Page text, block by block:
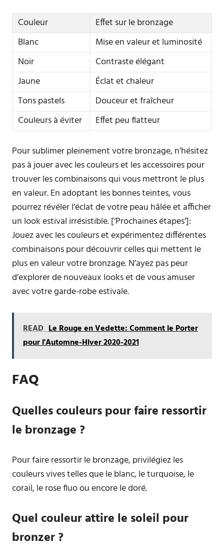
Couleur
Effet sur le bronzage
Blanc
Mise en valeur et luminosité
Noir
Contraste élégant
Jaune
Éclat et chaleur
Tons pastels
Douceur et fraîcheur
Couleurs à éviter
Effet peu flatteur
Pour sublimer pleinement votre bronzage, n’hésitez
pas à jouer avec les couleurs et les accessoires pour
trouver les combinaisons qui vous mettront le plus
en valeur. En adoptant les bonnes teintes, vous
pourrez révéler l’éclat de votre peau hâlée et afficher
un look estival irrésistible. [‘Prochaines étapes’]:
Jouez avec les couleurs et expérimentez différentes
combinaisons pour découvrir celles qui mettent le
plus en valeur votre bronzage. N’ayez pas peur
d’explorer de nouveaux looks et de vous amuser
avec votre garde-robe estivale.
READ Le Rouge en Vedette: Comment le Porter
pour l'Automne-Hiver 2020-2021
FAQ
Quelles couleurs pour faire ressortir
le bronzage ?
Pour faire ressortir le bronzage, privilégiez les
couleurs vives telles que le blanc, le turquoise, le
corail, le rose fluo ou encore le doré.
Quel couleur attire le soleil pour
bronzer ?